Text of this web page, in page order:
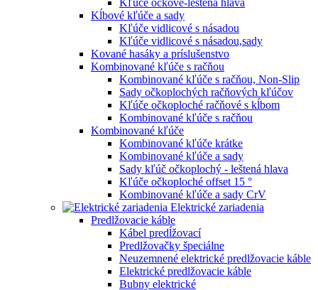
Kĺbové kľúče a sady
Kľúče vidlicové s násadou
Kľúče vidlicové s násadou,sady
Kované hasáky a príslušenstvo
Kombinované kľúče s račňou
Kombinované kľúče s račňou, Non-Slip
Sady očkoplochých račňových kľúčov
Kľúče očkoploché račňové s kĺbom
Kombinované kľúče s račňou
Kombinované kľúče
Kombinované kľúče krátke
Kombinované kľúče a sady
Sady kľúč očkoplochý - leštená hlava
Kľúče očkoploché offset 15 °
Kombinované kľúče a sady CrV
Elektrické zariadenia
Predlžovacie káble
Kábel predĺžovací
Predlžovačky špeciálne
Neuzemnené elektrické predlžovacie káble
Elektrické predlžovacie káble
Bubny elektrické